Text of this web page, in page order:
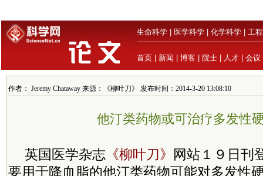
生命科学 医学科学 化学科学 工
首页 新闻 博客 院士 人才 会议
作者： Jeremy Chataway 来源：《柳叶刀》 发布时间：2014-3-20 13:08:10
他汀类药物或可治疗多发性
英国医学杂志 《柳叶刀》 网站１９日刊
要用于降血脂的他汀类药物可能对多发性